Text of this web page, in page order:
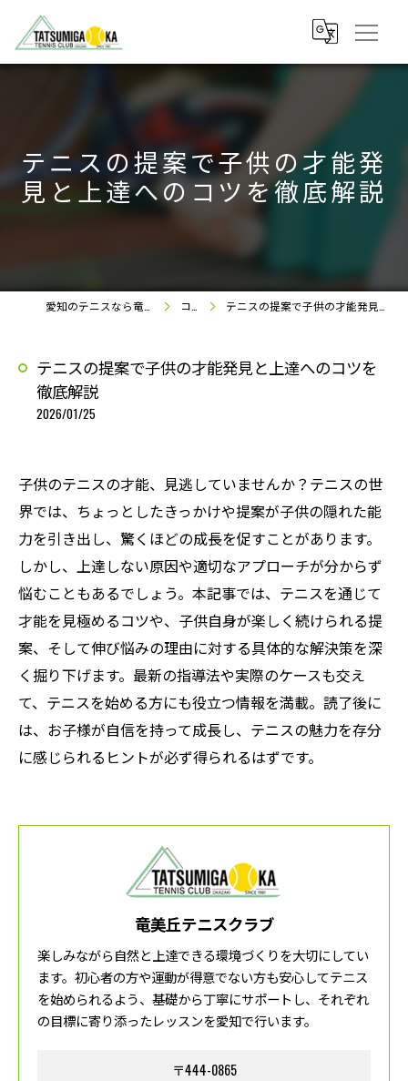
テニスの提案で子供の才能発
見と上達へのコツを徹底解説
コラム テニスの提案で子供の才能発見と上達へのコツを徹底解説
テニスの提案で子供の才能発見と上達へのコツを
徹底解説
2026/01/25
子供のテニスの才能、見逃していませんか？テニスの世
界では、ちょっとしたきっかけや提案が子供の隠れた能
力を引き出し、驚くほどの成長を促すことがあります。
しかし、上達しない原因や適切なアプローチが分からず
悩むこともあるでしょう。本記事では、テニスを通じて
才能を見極めるコツや、子供自身が楽しく続けられる提
案、そして伸び悩みの理由に対する具体的な解決策を深
く掘り下げます。最新の指導法や実際のケースも交え
て、テニスを始める方にも役立つ情報を満載。読了後に
は、お子様が自信を持って成長し、テニスの魅力を存分
に感じられるヒントが必ず得られるはずです。
竜美丘テニスクラブ
楽しみながら自然と上達できる環境づくりを大切にしてい
ます。初心者の方や運動が得意でない方も安心してテニス
を始められるよう、基礎から丁寧にサポートし、それぞれ
の目標に寄り添ったレッスンを愛知で行います。
〒444-0865